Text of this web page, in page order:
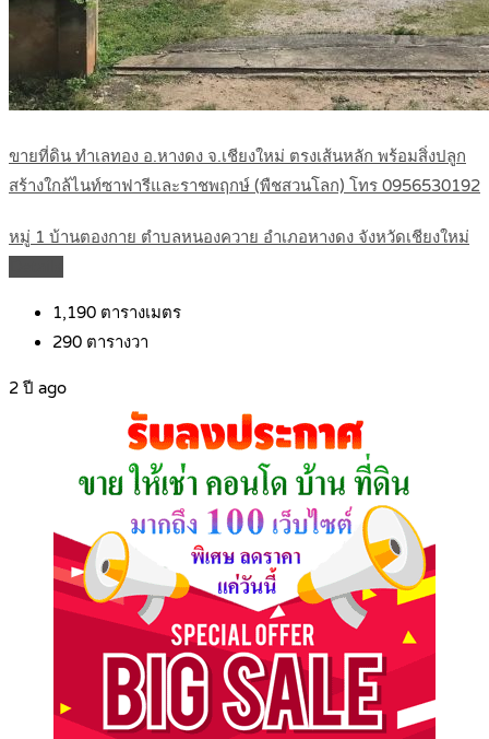
ขายที่ดิน ทำเลทอง อ.หางดง จ.เชียงใหม่ ตรงเส้นหลัก พร้อมสิ่งปลูก
สร้างใกล้ไนท์ซาฟารีและราชพฤกษ์ (พืชสวนโลก) โทร 0956530192
หมู่ 1 บ้านตองกาย ตำบลหนองควาย อำเภอหางดง จังหวัดเชียงใหม่
1,190 ตารางเมตร
290 ตารางวา
2 ปี ago